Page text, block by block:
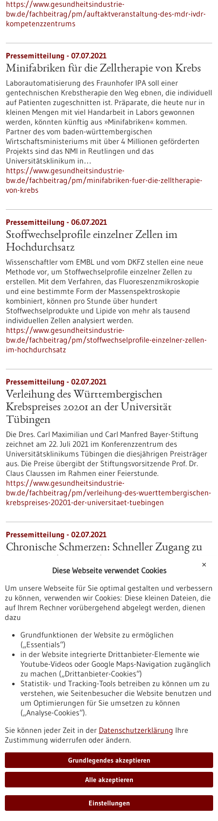
https://www.gesundheitsindustrie-
bw.de/fachbeitrag/pm/auftaktveranstaltung-des-mdr-ivdr-
kompetenzzentrums
Pressemitteilung - 07.07.2021
Minifabriken für die Zelltherapie von Krebs
Laborautomatisierung des Fraunhofer IPA soll einer
gentechnischen Krebstherapie den Weg ebnen, die individuell
auf Patienten zugeschnitten ist. Präparate, die heute nur in
kleinen Mengen mit viel Handarbeit in Labors gewonnen
werden, könnten künftig aus »Minifabriken« kommen.
Partner des vom baden-württembergischen
Wirtschaftsministeriums mit über 4 Millionen geförderten
Projekts sind das NMI in Reutlingen und das
Universitätsklinikum in…
https://www.gesundheitsindustrie-
bw.de/fachbeitrag/pm/minifabriken-fuer-die-zelltherapie-
von-krebs
Pressemitteilung - 06.07.2021
Stoffwechselprofile einzelner Zellen im
Hochdurchsatz
Wissenschaftler vom EMBL und vom DKFZ stellen eine neue
Methode vor, um Stoffwechselprofile einzelner Zellen zu
erstellen. Mit dem Verfahren, das Fluoreszenzmikroskopie
und eine bestimmte Form der Massenspektroskopie
kombiniert, können pro Stunde über hundert
Stoffwechselprodukte und Lipide von mehr als tausend
individuellen Zellen analysiert werden.
https://www.gesundheitsindustrie-
bw.de/fachbeitrag/pm/stoffwechselprofile-einzelner-zellen-
im-hochdurchsatz
Pressemitteilung - 02.07.2021
Verleihung des Württembergischen
Krebspreises 20201 an der Universität
Tübingen
Die Dres. Carl Maximilian und Carl Manfred Bayer-Stiftung
zeichnet am 22. Juli 2021 im Konferenzzentrum des
Universitätsklinikums Tübingen die diesjährigen Preisträger
aus. Die Preise übergibt der Stiftungsvorsitzende Prof. Dr.
Claus Claussen im Rahmen einer Feierstunde.
https://www.gesundheitsindustrie-
bw.de/fachbeitrag/pm/verleihung-des-wuerttembergischen-
krebspreises-20201-der-universitaet-tuebingen
Pressemitteilung - 02.07.2021
Chronische Schmerzen: Schneller Zugang zu
Die Studienambulanz für Klinische Schmerzforschung wurde
am Universitätsklinikum Heidelberg eröffnet. Unter dem
Motto „Forschen für und mit Patienten“ werden Betroffene
zukünftig stärker an der klinischen Schmerzforschung
beteiligt, um eine Anlaufstelle für verschiedene nicht-
medikamentöse Schmerzstudien zu bilden. Für die neue
Studie „PerPAIN“ zu personalisierter Schmerztherapie
werden noch Teilnehmer gesucht.
https://www.gesundheitsindustrie-
bw.de/fachbeitrag/pm/chronische-schmerzen-schneller-
zugang-zu-wissen-und-neuen-therapien
Pressemitteilung - 30.06.2021
Neues Modell der Gentranskription
entwickelt Ungeahnte Einblicke in den
zeitlichen Ablauf des Erbgut-Auslesens
Das Auslesen der Erbinformation gehört zu den wichtigsten
Prozessen in Körperzellen. Unterlaufen bei der so genannten
Gentranskription und der daraus folgenden Protein-
Produktion Fehler, können Krebserkrankungen sowie
Stoffwechsel- und Entwicklungsstörungen entstehen. Um
neue Medikamente oder Therapien für solche Krankheiten zu
✕
Diese Webseite verwendet Cookies
Um unsere Webseite für Sie optimal gestalten und verbessern
zu können, verwenden wir Cookies: Diese kleinen Dateien, die
auf Ihrem Rechner vorübergehend abgelegt werden, dienen
dazu
Grundfunktionen der Website zu ermöglichen
(„Essentials“)
in der Website integrierte Drittanbieter-Elemente wie
Youtube-Videos oder Google Maps-Navigation zugänglich
zu machen („Drittanbieter-Cookies“)
Statistik- und Tracking-Tools betreiben zu können um zu
verstehen, wie Seitenbesucher die Website benutzen und
um Optimierungen für Sie umsetzen zu können
(„Analyse-Cookies“).
Sie können jeder Zeit in der Datenschutzerklärung Ihre
Zustimmung widerrufen oder ändern.
Grundlegendes akzeptieren
Alle akzeptieren
Einstellungen